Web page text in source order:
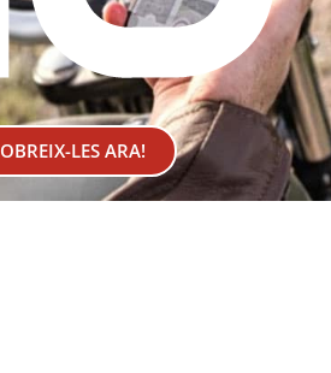
LES ARA!